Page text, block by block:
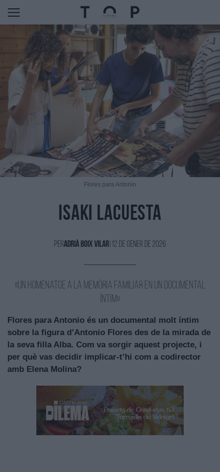
Flores para Antonio
isaki lacuesta
PerAdrià Boix Vilar 12 de Gener de 2026
«un Homenatge a la memòria familiar en un documental
íntim»
Flores para Antonio és un documental molt íntim
sobre la figura d’Antonio Flores des de la mirada de
la seva filla Alba. Com va sorgir aquest projecte, i
per què vas decidir implicar-t’hi com a codirector
amb Elena Molina?